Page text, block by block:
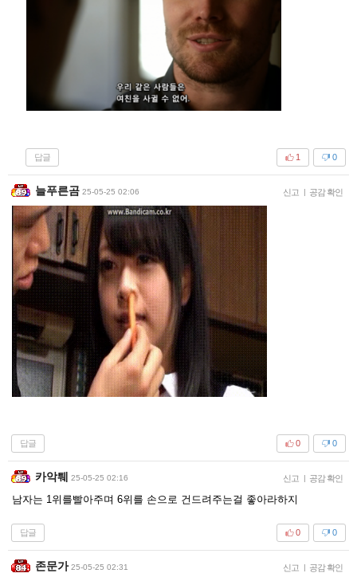
답글 0
1
늘푸른곰 25-05-25 02:06 신고 | 공감 확인
답글 0
0
카악퉤 25-05-25 02:16 신고 | 공감 확인
남자는 1위를빨아주며 6위를 손으로 건드려주는걸 좋아라하지
답글 0
0
존문가 25-05-25 02:31 신고 | 공감 확인